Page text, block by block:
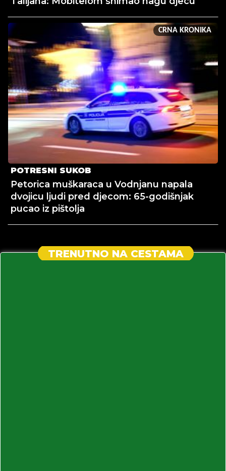
CRNA KRONIKA
POTRESNI SUKOB
Petorica muškaraca u Vodnjanu napala
dvojicu ljudi pred djecom: 65-godišnjak
pucao iz pištolja
TRENUTNO NA CESTAMA